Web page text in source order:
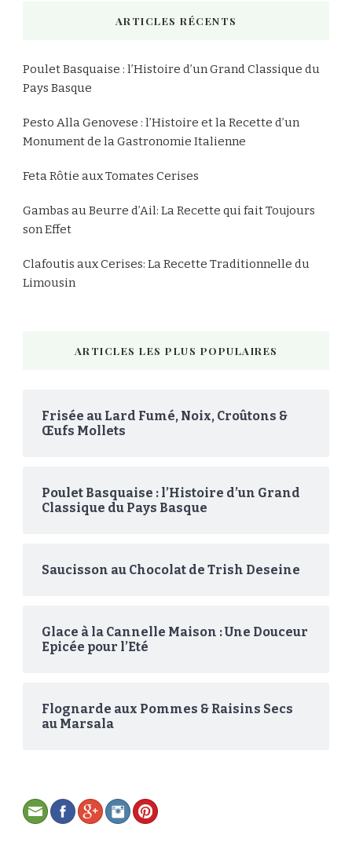
ARTICLES RÉCENTS
Poulet Basquaise : l’Histoire d’un Grand Classique du
Pays Basque
Pesto Alla Genovese : l’Histoire et la Recette d’un
Monument de la Gastronomie Italienne
Feta Rôtie aux Tomates Cerises
Gambas au Beurre d’Ail: La Recette qui fait Toujours
son Effet
Clafoutis aux Cerises: La Recette Traditionnelle du
Limousin
ARTICLES LES PLUS POPULAIRES
Frisée au Lard Fumé, Noix, Croûtons &
Œufs Mollets
Poulet Basquaise : l’Histoire d’un Grand
Classique du Pays Basque
Saucisson au Chocolat de Trish Deseine
Glace à la Cannelle Maison : Une Douceur
Epicée pour l’Eté
Flognarde aux Pommes & Raisins Secs
au Marsala